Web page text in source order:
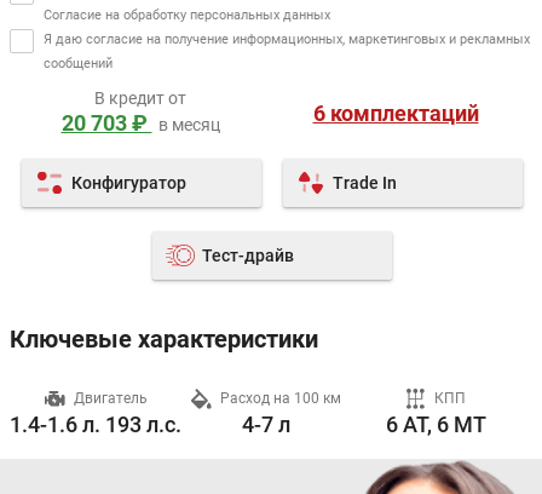
Согласие на обработку персональных данных
Я даю согласие на получение информационных, маркетинговых и рекламных
сообщений
6 комплектаций
Конфигуратор Trade In
Тест-драйв
В кредит от
20 703 ₽ в месяц
Ключевые характеристики
Двигатель
1.4-1.6 л. 193 л.с.
Расход на 100 км
4-7 л
КПП
6 AT, 6 MT